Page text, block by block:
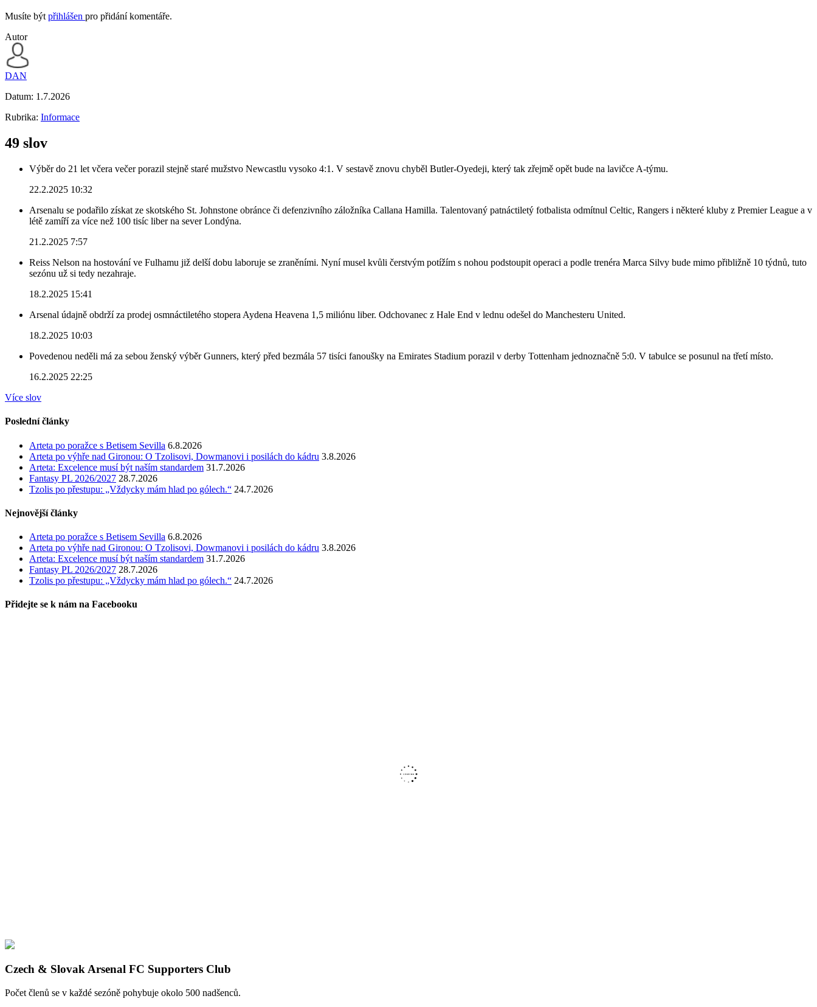
Musíte být přihlášen pro přidání komentáře.
Autor
DAN
Datum: 1.7.2026
Rubrika: Informace
49 slov
Výběr do 21 let včera večer porazil stejně staré mužstvo Newcastlu vysoko 4:1. V sestavě znovu chyběl Butler-Oyedeji, který tak zřejmě opět bude na lavičce A-týmu.
22.2.2025 10:32
Arsenalu se podařilo získat ze skotského St. Johnstone obránce či defenzivního záložníka Callana Hamilla. Talentovaný patnáctiletý fotbalista odmítnul Celtic, Rangers i některé kluby z Premier League a v
létě zamíří za více než 100 tisíc liber na sever Londýna.
21.2.2025 7:57
Reiss Nelson na hostování ve Fulhamu již delší dobu laboruje se zraněními. Nyní musel kvůli čerstvým potížím s nohou podstoupit operaci a podle trenéra Marca Silvy bude mimo přibližně 10 týdnů, tuto
sezónu už si tedy nezahraje.
18.2.2025 15:41
Arsenal údajně obdrží za prodej osmnáctiletého stopera Aydena Heavena 1,5 miliónu liber. Odchovanec z Hale End v lednu odešel do Manchesteru United.
18.2.2025 10:03
Povedenou neděli má za sebou ženský výběr Gunners, který před bezmála 57 tisíci fanoušky na Emirates Stadium porazil v derby Tottenham jednoznačně 5:0. V tabulce se posunul na třetí místo.
16.2.2025 22:25
Více slov
Poslední články
Arteta po poražce s Betisem Sevilla 6.8.2026
Arteta po výhře nad Gironou: O Tzolisovi, Dowmanovi i posilách do kádru 3.8.2026
Arteta: Excelence musí být naším standardem 31.7.2026
Fantasy PL 2026/2027 28.7.2026
Tzolis po přestupu: „Vždycky mám hlad po gólech.“ 24.7.2026
Nejnovější články
Arteta po poražce s Betisem Sevilla 6.8.2026
Arteta po výhře nad Gironou: O Tzolisovi, Dowmanovi i posilách do kádru 3.8.2026
Arteta: Excelence musí být naším standardem 31.7.2026
Fantasy PL 2026/2027 28.7.2026
Tzolis po přestupu: „Vždycky mám hlad po gólech.“ 24.7.2026
Přidejte se k nám na Facebooku
Czech & Slovak Arsenal FC Supporters Club
Počet členů se v každé sezóně pohybuje okolo 500 nadšenců.